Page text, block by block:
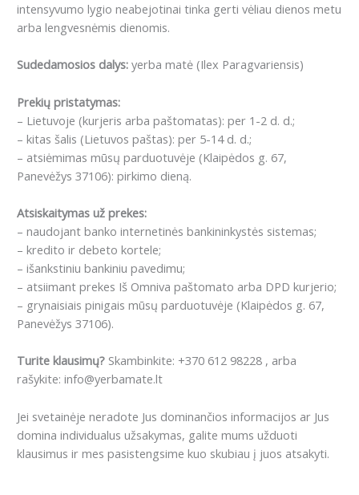
intensyvumo lygio neabejotinai tinka gerti vėliau dienos metu
arba lengvesnėmis dienomis.
Sudedamosios dalys: yerba matė (Ilex Paragvariensis)
Prekių pristatymas:
– Lietuvoje (kurjeris arba paštomatas): per 1-2 d. d.;
– kitas šalis (Lietuvos paštas): per 5-14 d. d.;
– atsiėmimas mūsų parduotuvėje (Klaipėdos g. 67,
Panevėžys 37106): pirkimo dieną.
Atsiskaitymas už prekes:
– naudojant banko internetinės bankininkystės sistemas;
– kredito ir debeto kortele;
– išankstiniu bankiniu pavedimu;
– atsiimant prekes Iš Omniva paštomato arba DPD kurjerio;
– grynaisiais pinigais mūsų parduotuvėje (Klaipėdos g. 67,
Panevėžys 37106).
Turite klausimų? Skambinkite: +370 612 98228 , arba
rašykite: info@yerbamate.lt
Jei svetainėje neradote Jus dominančios informacijos ar Jus
domina individualus užsakymas, galite mums užduoti
klausimus ir mes pasistengsime kuo skubiau į juos atsakyti.